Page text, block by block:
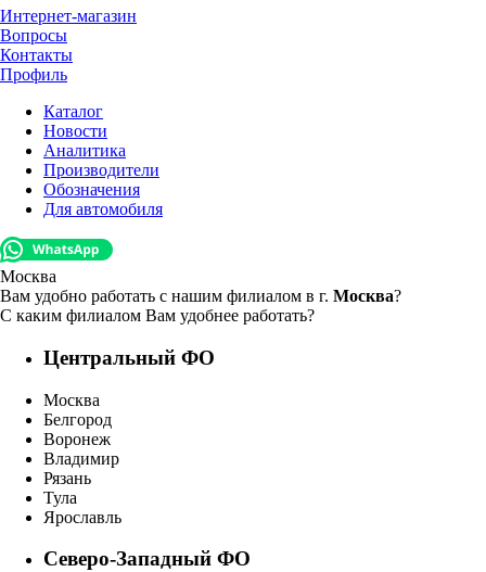
Интернет-магазин
Вопросы
Контакты
Профиль
Каталог
Новости
Аналитика
Производители
Обозначения
Для автомобиля
Москва
Вам удобно работать с нашим филиалом в г. Москва?
С каким филиалом Вам удобнее работать?
Центральный ФО
Москва
Белгород
Воронеж
Владимир
Рязань
Тула
Ярославль
Северо-Западный ФО